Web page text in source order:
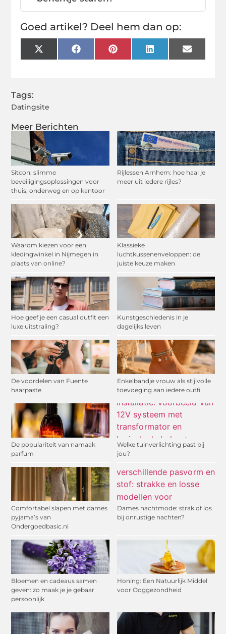
Meer Berichten
Sitcon: slimme
beveiligingsoplossingen voor
thuis, onderweg en op kantoor
Rijlessen Arnhem: hoe haal je
meer uit iedere rijles?
Waarom kiezen voor een
kledingwinkel in Nijmegen in
plaats van online?
Klassieke
luchtkussenenveloppen: de
juiste keuze maken
Hoe geef je een casual outfit een
luxe uitstraling?
Kunstgeschiedenis in je
dagelijks leven
De voordelen van Fuente
haarpaste
Enkelbandje vrouw als stijlvolle
toevoeging aan iedere outfi
De populariteit van namaak
parfum
Welke tuinverlichting past bij
jou?
Comfortabel slapen met dames
pyjama’s van
Ondergoedbasic.nl
Dames nachtmode: strak of los
bij onrustige nachten?
Bloemen en cadeaus samen
geven: zo maak je je gebaar
persoonlijk
Honing: Een Natuurlijk Middel
voor Ooggezondheid
Goed artikel? Deel hem dan op:
X
(Twitter)
FacebookPinterestLinkedInEmail
Tags:
Datingsite